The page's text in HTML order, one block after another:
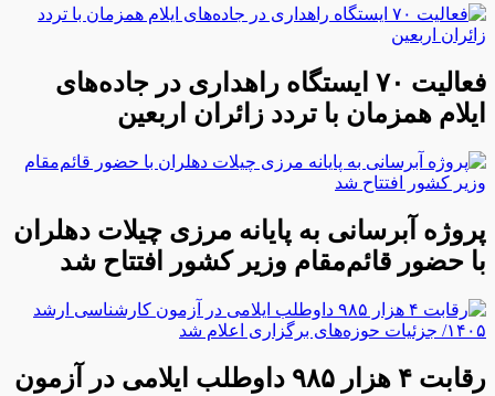
فعالیت ۷۰ ایستگاه راهداری در جاده‌های
ایلام همزمان با تردد زائران اربعین
پروژه آبرسانی به پایانه مرزی چیلات دهلران
با حضور قائم‌مقام وزیر کشور افتتاح شد
رقابت ۴ هزار ۹۸۵ داوطلب ایلامی در آزمون